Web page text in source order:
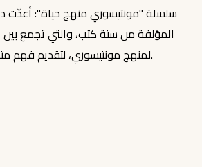
المؤلفة من ستة كتب، والتي تجمع بين
لمنهج مونتيسوري، لتقديم فهم متكامل لتطبيقاته التربوية.